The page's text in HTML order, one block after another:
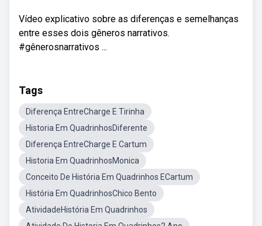
Vídeo explicativo sobre as diferenças e semelhanças
entre esses dois gêneros narrativos.
#gênerosnarrativos ...
Tags
Diferença EntreCharge E Tirinha
Historia Em QuadrinhosDiferente
Diferença EntreCharge E Cartum
Historia Em QuadrinhosMonica
Conceito De História Em Quadrinhos ECartum
História Em QuadrinhosChico Bento
AtividadeHistória Em Quadrinhos